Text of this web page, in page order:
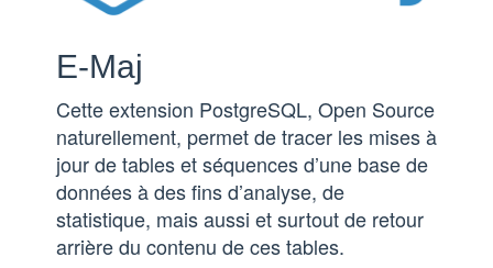
E-Maj
Cette extension PostgreSQL, Open Source
naturellement, permet de tracer les mises à
jour de tables et séquences d’une base de
données à des fins d’analyse, de
statistique, mais aussi et surtout de retour
arrière du contenu de ces tables.